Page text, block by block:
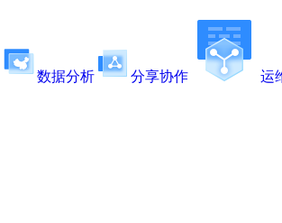
数据分析 分享协作 运